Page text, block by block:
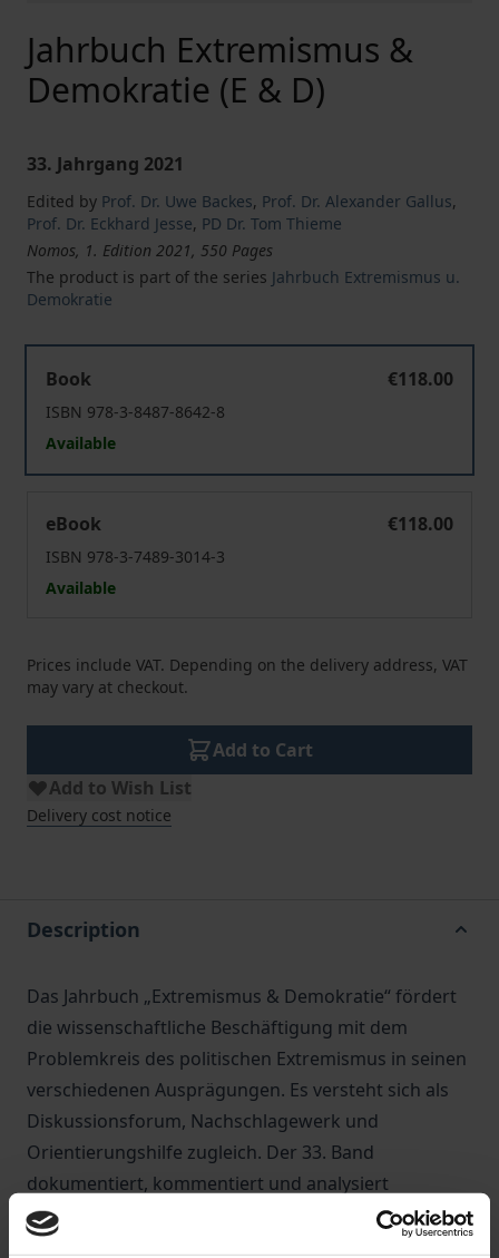
Jahrbuch Extremismus &
Demokratie (E & D)
33. Jahrgang 2021
Edited by Prof. Dr. Uwe Backes, Prof. Dr. Alexander Gallus,
Prof. Dr. Eckhard Jesse, PD Dr. Tom Thieme
Nomos, 1. Edition 2021, 550 Pages
The product is part of the series Jahrbuch Extremismus u.
Demokratie
Book
€118.00
ISBN 978-3-8487-8642-8
Available
eBook
€118.00
ISBN 978-3-7489-3014-3
Available
Prices include VAT. Depending on the delivery address, VAT
may vary at checkout.
Add to Cart
Add to Wish List
Delivery cost notice
Description
Das Jahrbuch „Extremismus & Demokratie“ fördert
die wissenschaftliche Beschäftigung mit dem
Problemkreis des politischen Extremismus in seinen
verschiedenen Ausprägungen. Es versteht sich als
Diskussionsforum, Nachschlagewerk und
Orientierungshilfe zugleich. Der 33. Band
dokumentiert, kommentiert und analysiert
umfassend die Entwicklung im Berichtsjahr 2020.